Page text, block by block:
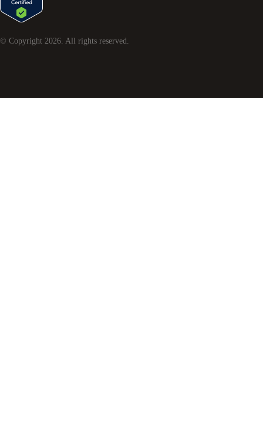
© Copyright 2026 . All rights reserved.